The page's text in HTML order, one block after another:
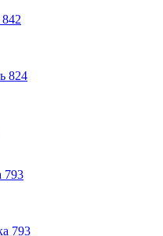
842
824
793
793